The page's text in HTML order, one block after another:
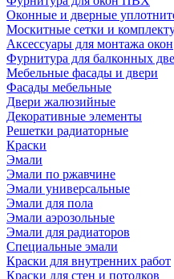
Оконные и дверные
Москитные сетки и
Аксессуары для монтажа окон
Фурнитура для балконных
Мебельные фасады и двери
Фасады мебельные
Двери жалюзийные
Декоративные элементы
Решетки радиаторные
Краски
Эмали
Эмали по ржавчине
Эмали универсальные
Эмали для пола
Эмали аэрозольные
Эмали для радиаторов
Специальные эмали
Краски для внутренних работ
Краски для стен и потолков